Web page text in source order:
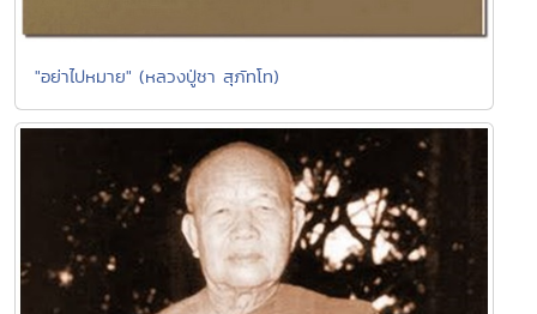
"อย่าไปหมาย" (หลวงปู่ชา สุภัทโท)